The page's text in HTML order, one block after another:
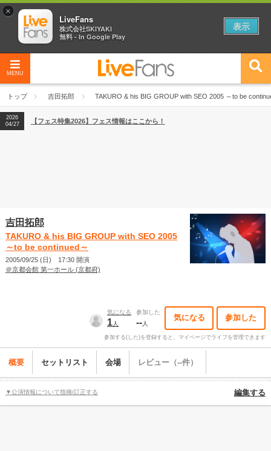
MENU
トップ 吉田拓郎 TAKURO & his BIG GROUP with SEO 2005 ～to be
2026
04/27
2026
【ライブ動員ランキング】2026年上半期編発表！
2026
04/27
【フェス特集2026】フェス情報はここから！
吉田拓郎
TAKURO & his BIG GROUP with SEO 2005
～to be continued～
2005/09/25 (日) 17:30 開演
＠京都会館 第一ホール (京都府)
気になる
1人
参加した
--人
気になる 参加した
参加する(した)を登録すると、マイページでライブを管理できます
概要 セットリスト 会場 レビュー（--件）
▼公演情報について指摘/訂正する 編集する
×
LiveFans
株式会社SKIYAKI
無料 - In Google Play
表示